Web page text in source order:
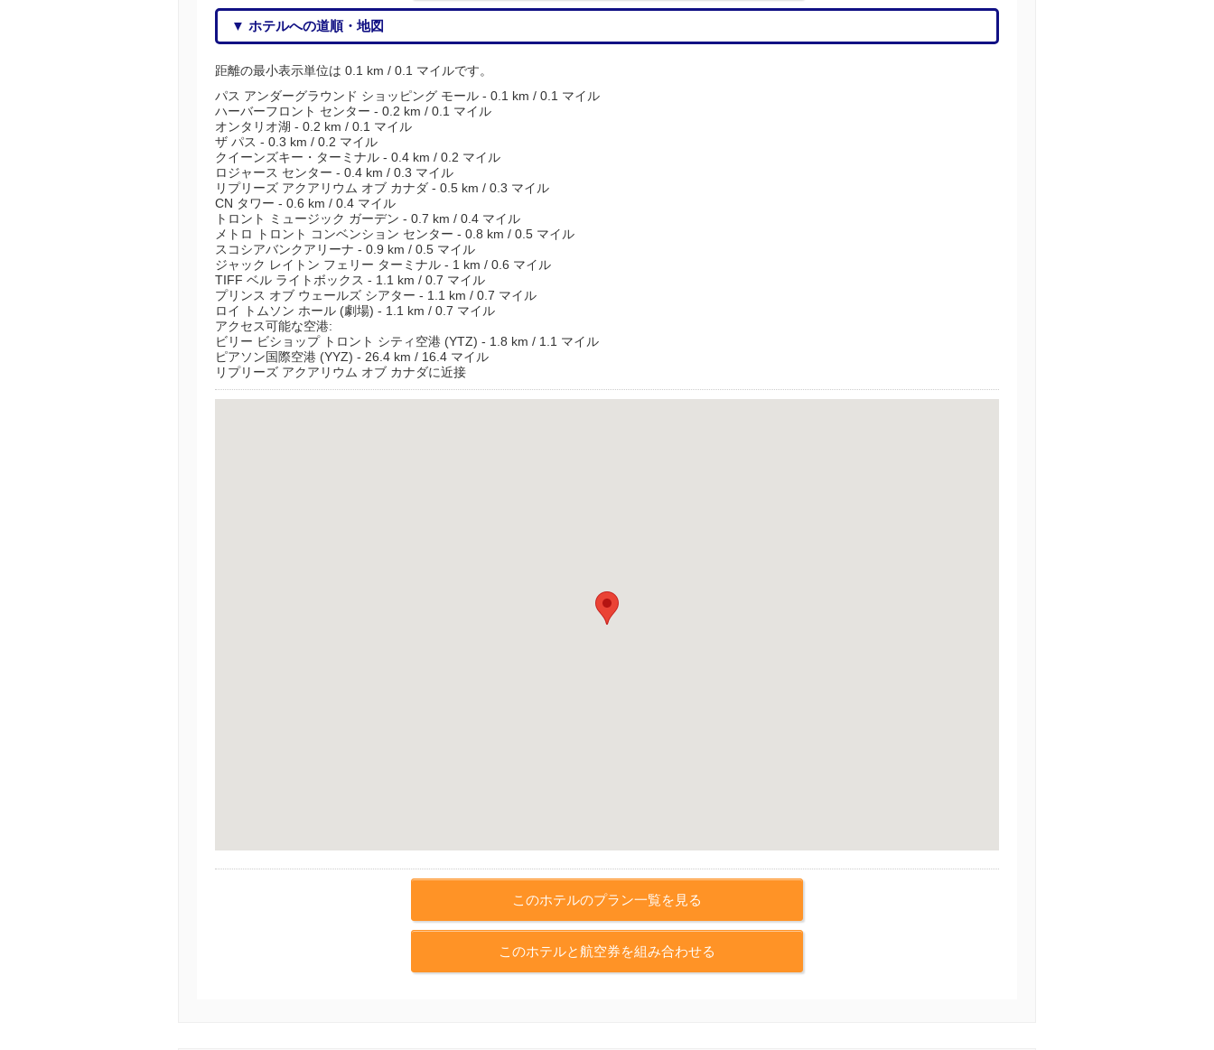
▼ ホテルへの道順・地図
距離の最小表示単位は 0.1 km / 0.1 マイルです。
パス アンダーグラウンド ショッピング モール - 0.1 km / 0.1 マイル
ハーバーフロント センター - 0.2 km / 0.1 マイル
オンタリオ湖 - 0.2 km / 0.1 マイル
ザ パス - 0.3 km / 0.2 マイル
クイーンズキー・ターミナル - 0.4 km / 0.2 マイル
ロジャース センター - 0.4 km / 0.3 マイル
リプリーズ アクアリウム オブ カナダ - 0.5 km / 0.3 マイル
CN タワー - 0.6 km / 0.4 マイル
トロント ミュージック ガーデン - 0.7 km / 0.4 マイル
メトロ トロント コンベンション センター - 0.8 km / 0.5 マイル
スコシアバンクアリーナ - 0.9 km / 0.5 マイル
ジャック レイトン フェリー ターミナル - 1 km / 0.6 マイル
TIFF ベル ライトボックス - 1.1 km / 0.7 マイル
プリンス オブ ウェールズ シアター - 1.1 km / 0.7 マイル
ロイ トムソン ホール (劇場) - 1.1 km / 0.7 マイル
アクセス可能な空港:
ビリー ビショップ トロント シティ空港 (YTZ) - 1.8 km / 1.1 マイル
ピアソン国際空港 (YYZ) - 26.4 km / 16.4 マイル
リプリーズ アクアリウム オブ カナダに近接
このホテルのプラン一覧を見る
このホテルと航空券を組み合わせる